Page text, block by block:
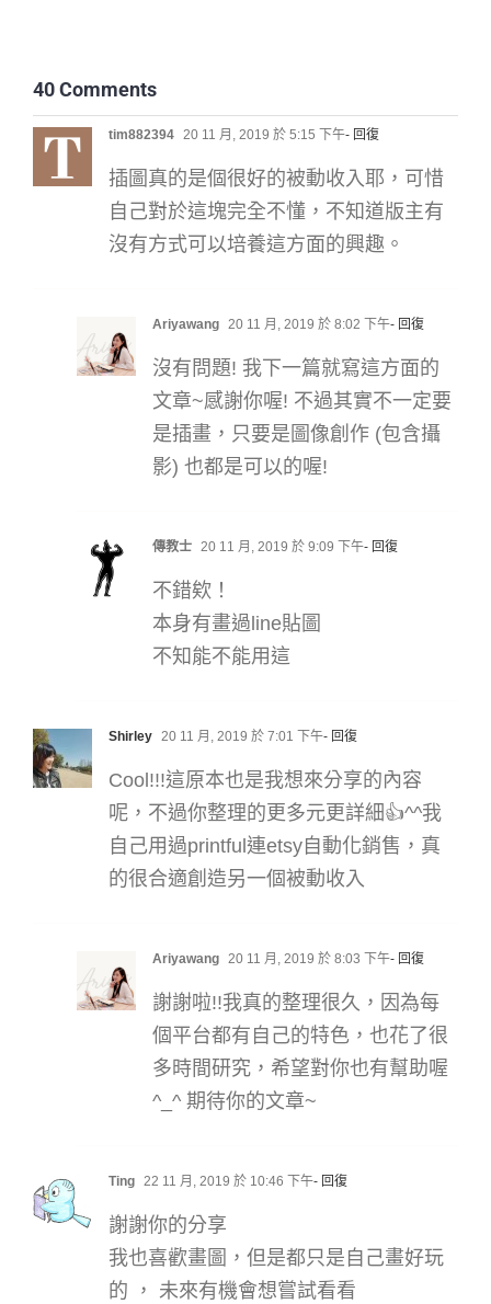
定位
如何從0到1- 探索插
畫風格的3個關鍵步
驟
業遇上的大小事….
40 Comments
tim882394 20 11 月, 2019 於 5:15 下午- 回復
插圖真的是個很好的被動收入耶，可惜
自己對於這塊完全不懂，不知道版主有
沒有方式可以培養這方面的興趣。
Ariyawang 20 11 月, 2019 於 8:02 下午- 回復
沒有問題! 我下一篇就寫這方面的
文章~感謝你喔! 不過其實不一定要
是插畫，只要是圖像創作 (包含攝
影) 也都是可以的喔!
傳教士 20 11 月, 2019 於 9:09 下午- 回復
不錯欸！
本身有畫過line貼圖
不知能不能用這
Shirley 20 11 月, 2019 於 7:01 下午- 回復
Cool!!!這原本也是我想來分享的內容
呢，不過你整理的更多元更詳細👍^^我
自己用過printful連etsy自動化銷售，真
的很合適創造另一個被動收入
Ariyawang 20 11 月, 2019 於 8:03 下午- 回復
謝謝啦!!我真的整理很久，因為每
個平台都有自己的特色，也花了很
多時間研究，希望對你也有幫助喔
^_^ 期待你的文章~
Ting 22 11 月, 2019 於 10:46 下午- 回復
謝謝你的分享
我也喜歡畫圖，但是都只是自己畫好玩
的 ， 未來有機會想嘗試看看